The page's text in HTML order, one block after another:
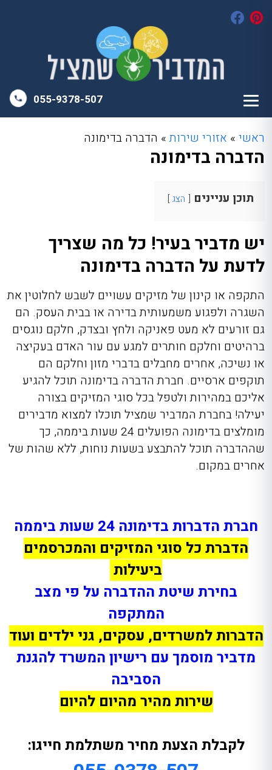
055-9378-507
ראשי » אזורי שירות» הדברה בדימונה
הדברה בדימונה
תוכן עניינים הצג
יש מדביר בעיר! כל מה שצריך
לדעת על הדברה בדימונה
התקפה או קינון של מזיקים עשויים לשבש לחלוטין את
השגרה ולפגוע משמעותית בדירה או בבית העסק. הם
גם זורעים לא מעט פאניקה ולחץ ובצדק, חלקם נוגסים
ברהיטים וחלקם חותרים למגע עם עור האדם בעקיצה
או נשיכה, אחרים מחבלים בדברי מזון וחלקם הם
תוקפים ארסיים. חברת הדברה בדימונה תוכל להגיע
אליכם במהירות ולטפל בכל סוגי המזיקים בצורה
יעילה! בחברת המדביר שמציל תוכלו למצוא מדבירים
מומלצים בדימונה הפועלים 24 שעות ביממה, כך
שההדברה תוכל להתבצע בשעות נוחות, ללא שהות של
אחרים במקום.
חברת הדברות בדימונה 24 שעות ביממה
הדברת כל סוגי המזיקים והמכרסמים
ביעילות
בחירת שיטת ההדברה על פי מצב
המתקפה
הדברות למשרדים, עסקים, גני ילדים ועוד
מדביר מוסמך עם רישיון המשרד להגנת
הסביבה
שירות מהיר מהיום להיום
לקבלת הצעת מחיר משתלמת חייגו: